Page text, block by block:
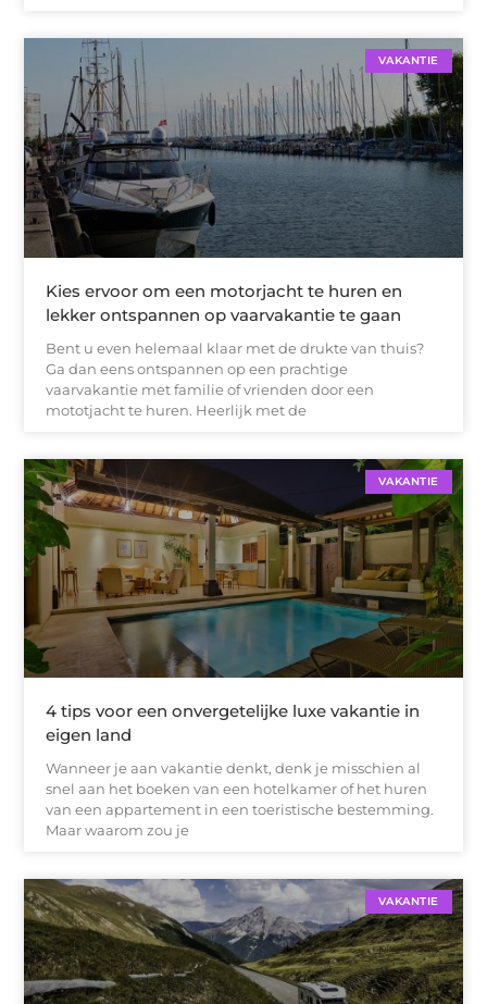
VAKANTIE
Kies ervoor om een motorjacht te huren en
lekker ontspannen op vaarvakantie te gaan
Bent u even helemaal klaar met de drukte van thuis?
Ga dan eens ontspannen op een prachtige
vaarvakantie met familie of vrienden door een
mototjacht te huren. Heerlijk met de
VAKANTIE
4 tips voor een onvergetelijke luxe vakantie in
eigen land
Wanneer je aan vakantie denkt, denk je misschien al
snel aan het boeken van een hotelkamer of het huren
van een appartement in een toeristische bestemming.
Maar waarom zou je
VAKANTIE